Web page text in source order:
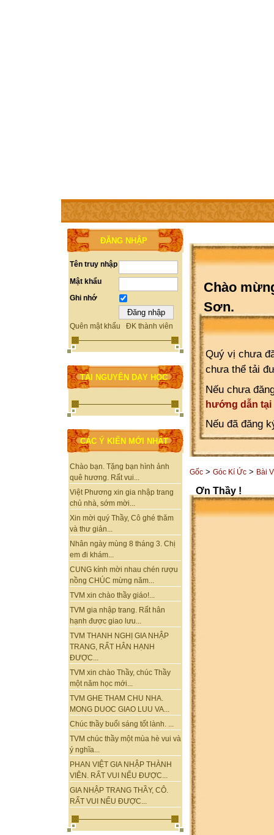
TRANG CHỦ THÀNH VIÊN TRỢ GIÚP WEBSITE
ĐĂNG NHẬP
Tên truy nhập
Mật khẩu
Ghi nhớ
Quên mật khẩu ĐK thành viên
TÀI NGUYÊN DẠY HỌC
CÁC Ý KIẾN MỚI NHẤT
Chào bạn. Tặng bạn hình ảnh
quê hương. Rất vui...
Việt Phương xin gia nhập trang
chủ nhà, sớm mời...
Xin mời quý Thầy, Cô ghé thăm
và thư giản...
Nhân ngày mùng 8 tháng 3. Chị
em đi khám...
CUNG kính mời nhau chén rượu
nồng CHÚC mừng năm...
TVM xin chào thầy giáo!...
TVM gia nhập trang. Rất hân
hạnh được giao lưu...
TVM THANH NGHỊ GIA NHẬP
TRANG, RẤT HÂN HẠNH
ĐƯỢC...
TVM xin chào Thầy, chúc Thầy
một năm học mới...
TVM GHE THAM CHU NHA.
MONG DUOC GIAO LUU VA...
Chúc thầy buổi sáng tốt lành. ...
TVM chúc thầy một mùa hè vui và
ý nghĩa...
PHAN VIỆT GIA NHẬP THÀNH
VIÊN. RẤT VUI NẾU ĐƯỢC...
GIA NHẬP TRANG THẦY, CÔ.
RẤT VUI NẾU ĐƯỢC...
Chào
Sơn.
Quý vị chưa
chưa thể tải
Nếu chưa
hướng dẫn tại
Nếu đã đăng
Gốc > Góc Kí Ức > Bài
Ơn Thầy !